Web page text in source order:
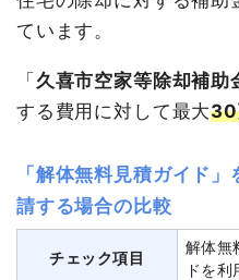
ています。
「久喜市空家等除却補助
する費用に対して最大30
「解体無料見積ガイド
請する場合の比較
チェック項目
解体無
ドを